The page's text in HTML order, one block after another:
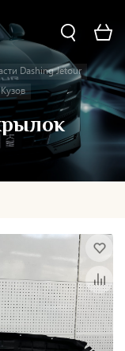
Dashing Jetour